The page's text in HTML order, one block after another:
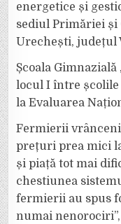
energetice și
sediul Primăriei și
Urechești, județul
Școala Gimnazială
locul I între
la Evaluarea
Fermierii
prețuri prea mici
și piață tot mai
chestiunea
fermierii au spus
numai